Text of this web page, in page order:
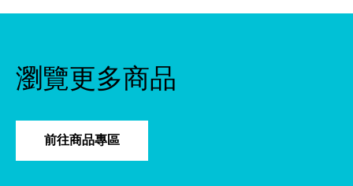
瀏覽更多商品
前往商品專區